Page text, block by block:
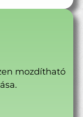
mozdítható